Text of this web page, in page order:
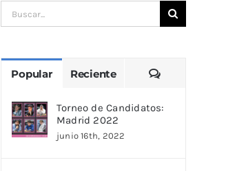
Buscar:
Popular Reciente Comentarios
Torneo de Candidatos:
Madrid 2022
junio 16th, 2022